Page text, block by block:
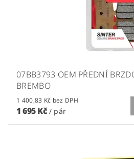
07BB3793 OEM PŘEDNÍ
BREMBO
1 400,83 Kč bez DPH
1 695 Kč / pár